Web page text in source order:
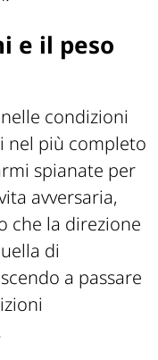
e il peso
condizioni
nel più completo
spianate per
avversaria,
che la direzione
di
a passare